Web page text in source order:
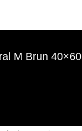
M Brun 40×60